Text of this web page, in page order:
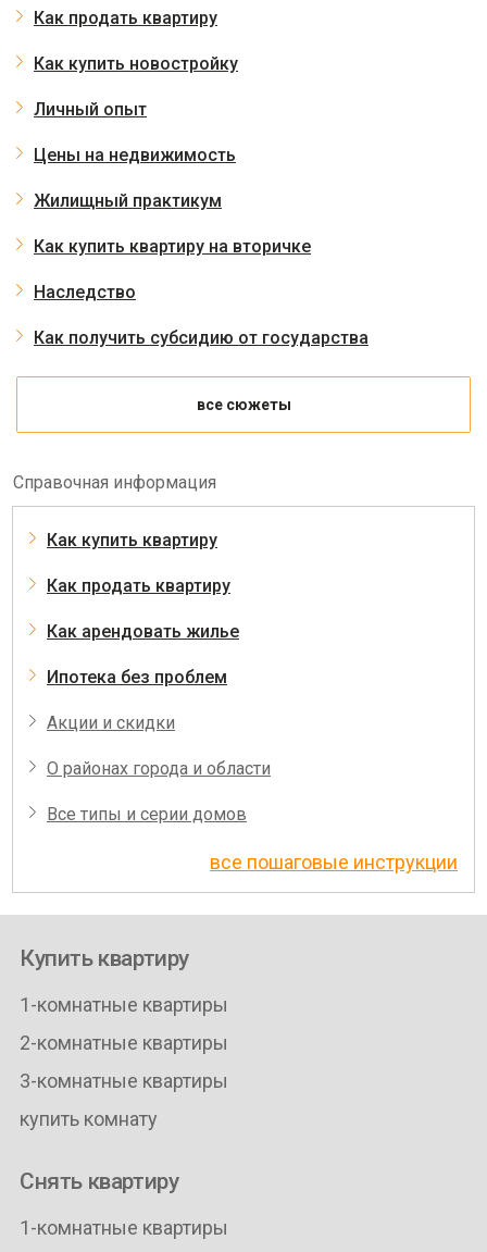
Как продать квартиру
Как купить новостройку
Личный опыт
Цены на недвижимость
Жилищный практикум
Как купить квартиру на вторичке
Наследство
Как получить субсидию от государства
все сюжеты
Справочная информация
Как купить квартиру
Как продать квартиру
Как арендовать жилье
Ипотека без проблем
Акции и скидки
О районах города и области
Все типы и серии домов
все пошаговые инструкции
Купить квартиру
1-комнатные квартиры
2-комнатные квартиры
3-комнатные квартиры
купить комнату
Снять квартиру
1-комнатные квартиры